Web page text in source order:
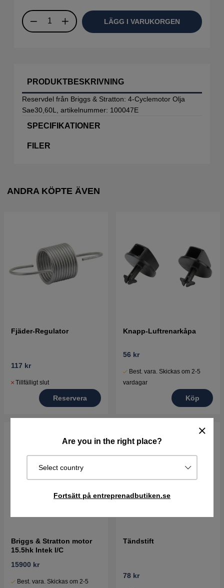
Are you in the right place?
Select country
Fortsätt på entreprenadbutiken.se
LÄGG I VARUKORGEN
PRODUKTBESKRIVNING
Reservdel från Briggs & Stratton: 4-Cyclemotor Olja
Sae30,60L, artikelnummer: 100047E
SPECIFIKATIONER
FILER
ANDRA KÖPTE ÄVEN
Fjäder-Regulator
117 kr
Tillfälligt slut
Reservera
Knapp-Luftrenarkåpa
56 kr
Best. vara. Skickas om 2-5
vardagar
Köp
Briggs & Stratton motor
15.5hk Intek I/C
15900 kr
Best. vara. Skickas om 2-5
Tändstift
78 kr